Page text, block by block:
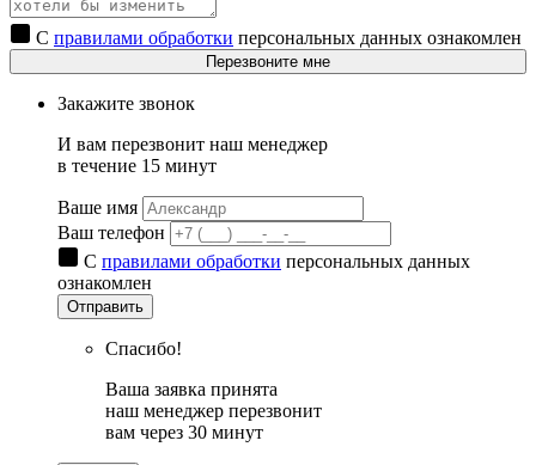
С правилами обработки персональных данных ознакомлен
Перезвоните мне
Закажите звонок
И вам перезвонит наш менеджер
в течение 15 минут
Ваше имя
Ваш телефон
С правилами обработки персональных данных
ознакомлен
Отправить
Спасибо!
Ваша заявка принята
наш менеджер перезвонит
вам через 30 минут